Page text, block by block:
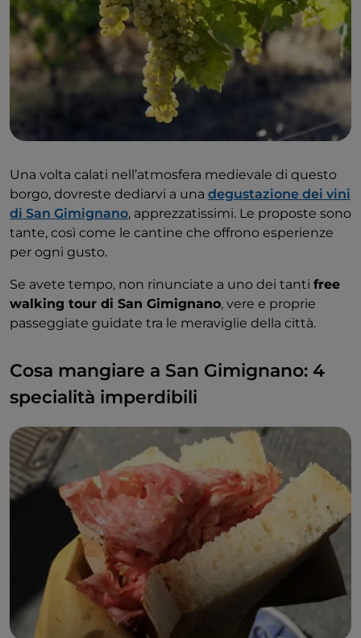
Una volta calati nell’atmosfera medievale di questo
borgo, dovreste dediarvi a una degustazione dei vini
di San Gimignano, apprezzatissimi. Le proposte sono
tante, così come le cantine che offrono esperienze
per ogni gusto.
Se avete tempo, non rinunciate a uno dei tanti free
walking tour di San Gimignano, vere e proprie
passeggiate guidate tra le meraviglie della città.
Cosa mangiare a San Gimignano: 4
specialità imperdibili